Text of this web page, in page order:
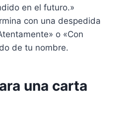
en el futuro.»
con una despedida
o «Con
de tu nombre.
una carta